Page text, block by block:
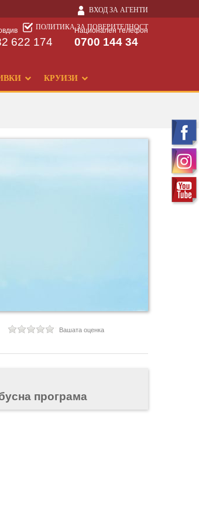
ВХОД ЗА АГЕНТИ
ПОЛИТИКА ЗА ПОВЕРИТЕЛНОСТ
Национален телефон
0700 144 34
622 174
КРУИЗИ
Вашата оценка
програма